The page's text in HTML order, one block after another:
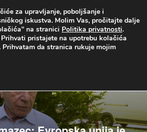
UŽIVO
za upravljanje, poboljšanje i
iskustva. Molim Vas, pročitajte dalje
na stranici Politika privatnosti.
pristajete na upotrebu kolačića
Prihvatam da stranica rukuje mojim